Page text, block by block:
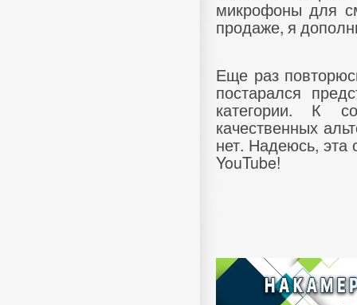
микрофоны для
продаже, я
Еще раз
постарался
категории. К
качественных
нет. Надеюсь, эта
YouTube!